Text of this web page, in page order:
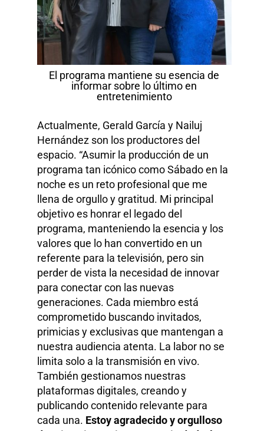
El programa mantiene su esencia de
informar sobre lo último en
entretenimiento
Actualmente, Gerald García y Nailuj
Hernández son los productores del
espacio. “Asumir la producción de un
programa tan icónico como Sábado en la
noche es un reto profesional que me
llena de orgullo y gratitud. Mi principal
objetivo es honrar el legado del
programa, manteniendo la esencia y los
valores que lo han convertido en un
referente para la televisión, pero sin
perder de vista la necesidad de innovar
para conectar con las nuevas
generaciones. Cada miembro está
comprometido buscando invitados,
primicias y exclusivas que mantengan a
nuestra audiencia atenta. La labor no se
limita solo a la transmisión en vivo.
También gestionamos nuestras
plataformas digitales, creando y
publicando contenido relevante para
cada una. Estoy agradecido y orgulloso